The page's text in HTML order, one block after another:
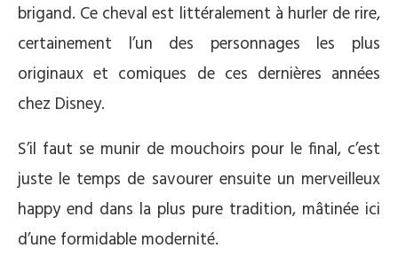
brigand. Ce cheval est littéralement à hurler de rire,
certainement l’un des personnages les plus
originaux et comiques de ces dernières années
chez Disney.
S’il faut se munir de mouchoirs pour le final, c’est
juste le temps de savourer ensuite un merveilleux
happy end dans la plus pure tradition, mâtinée ici
d’une formidable modernité.